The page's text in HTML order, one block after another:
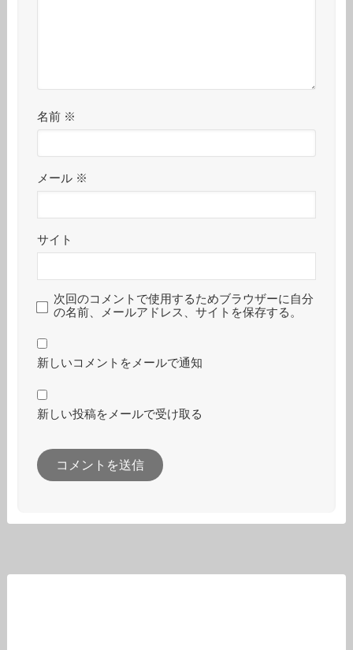
名前 ※
メール ※
サイト
次回のコメントで使用するためブラウザーに自分
の名前、メールアドレス、サイトを保存する。
新しいコメントをメールで通知
新しい投稿をメールで受け取る